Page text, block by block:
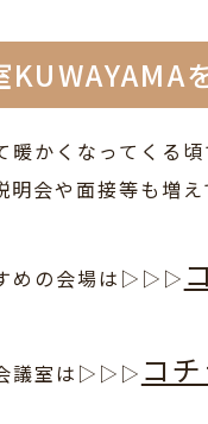
かくなってくる頃
会や面接等も増え
めの会場は▷▷▷
議室は▷▷▷ コ